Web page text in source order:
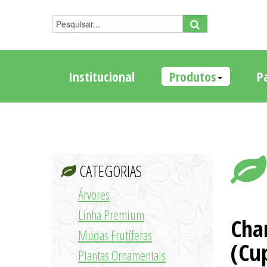
Institucional Produtos
CATEGORIAS
Árvores
Linha Premium
Mudas Frutíferas
Plantas Ornamentais